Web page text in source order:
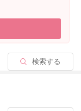
検索する